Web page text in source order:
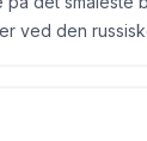
ved den